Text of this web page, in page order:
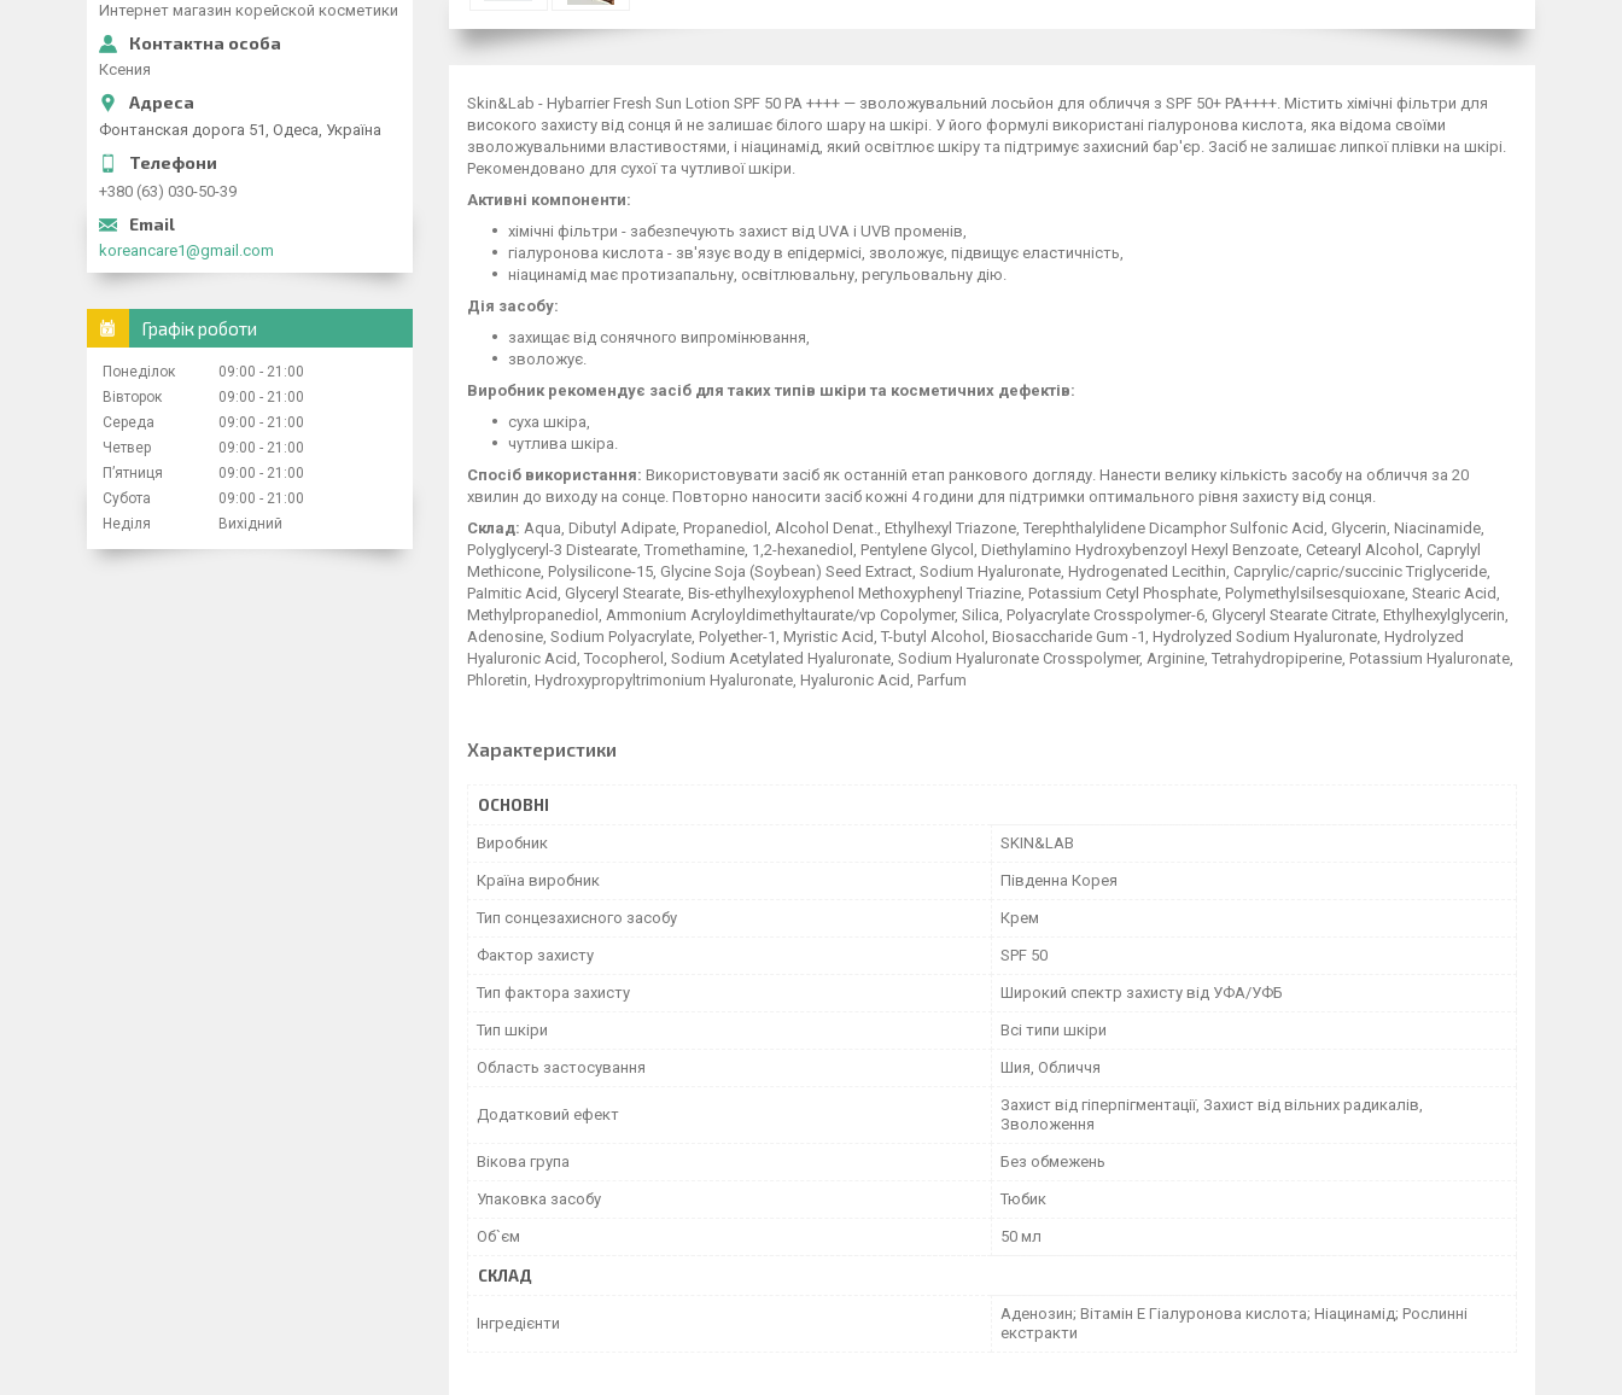
Skin&Lab - Hybarrier Fresh Sun Lotion SPF 50 PA ++++ — зволожувальний лосьйон для обличчя з SPF 50+ PA++++. Містить хімічні фільтри для
високого захисту від сонця й не залишає білого шару на шкірі. У його формулі використані гіалуронова кислота, яка відома своїми
зволожувальними властивостями, і ніацинамід, який освітлює шкіру та підтримує захисний бар'єр. Засіб не залишає липкої плівки на шкірі.
Рекомендовано для сухої та чутливої шкіри.
Активні компоненти:
хімічні фільтри - забезпечують захист від UVA і UVB променів,
гіалуронова кислота - зв'язує воду в епідермісі, зволожує, підвищує еластичність,
ніацинамід має протизапальну, освітлювальну, регульовальну дію.
Дія засобу:
захищає від сонячного випромінювання,
зволожує.
Виробник рекомендує засіб для таких типів шкіри та косметичних дефектів:
суха шкіра,
чутлива шкіра.
Спосіб використання: Використовувати засіб як останній етап ранкового догляду. Нанести велику кількість засобу на обличчя за 20
хвилин до виходу на сонце. Повторно наносити засіб кожні 4 години для підтримки оптимального рівня захисту від сонця.
Склад: Aqua, Dibutyl Adipate, Propanediol, Alcohol Denat., Ethylhexyl Triazone, Terephthalylidene Dicamphor Sulfonic Acid, Glycerin, Niacinamide,
Polyglyceryl-3 Distearate, Tromethamine, 1,2-hexanediol, Pentylene Glycol, Diethylamino Hydroxybenzoyl Hexyl Benzoate, Cetearyl Alcohol, Caprylyl
Methicone, Polysilicone-15, Glycine Soja (Soybean) Seed Extract, Sodium Hyaluronate, Hydrogenated Lecithin, Caprylic/capric/succinic Triglyceride,
PaImitic Acid, Glyceryl Stearate, Bis-ethylhexyloxyphenol Methoxyphenyl Triazine, Potassium Cetyl Phosphate, Polymethylsilsesquioxane, Stearic Acid,
Methylpropanediol, Ammonium Acryloyldimethyltaurate/vp Copolymer, Silica, Polyacrylate Crosspolymer-6, Glyceryl Stearate Citrate, Ethylhexylglycerin,
Adenosine, Sodium Polyacrylate, Polyether-1, Myristic Acid, T-butyl Alcohol, Biosaccharide Gum -1, Hydrolyzed Sodium Hyaluronate, Hydrolyzed
Hyaluronic Acid, Tocopherol, Sodium Acetylated Hyaluronate, Sodium Hyaluronate Crosspolymer, Arginine, Tetrahydropiperine, Potassium Hyaluronate,
Phloretin, Hydroxypropyltrimonium Hyaluronate, Hyaluronic Acid, Parfum
Характеристики
ОСНОВНІ
Виробник SKIN&LAB
Країна виробник Південна Корея
Тип сонцезахисного засобу Крем
Фактор захисту SPF 50
Тип фактора захисту Широкий спектр захисту від УФА/УФБ
Тип шкіри Всі типи шкіри
Область застосування Шия, Обличчя
Додатковий ефект
Захист від гіперпігментації, Захист від вільних радикалів,
Зволоження
Вікова група Без обмежень
Упаковка засобу Тюбик
Об`єм 50 мл
СКЛАД
Інгредієнти
Аденозин; Вітамін E Гіалуронова кислота; Ніацинамід; Рослинні
екстракти
Интернет магазин корейской косметики
Ксения
Фонтанская дорога 51, Одеса, Україна
+380 (63) 030-50-39
koreancare1@gmail.com
Графік роботи
Понеділок 09:00
21:00
Вівторок
09:00
21:00
Середа
09:00
21:00
Четвер
09:00
21:00
Пʼятниця
09:00
21:00
Субота
09:00
21:00
Неділя
Вихідний